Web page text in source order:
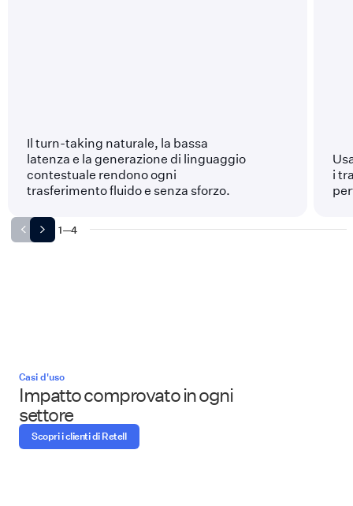
Il turn-taking naturale, la bassa
latenza e la generazione di linguaggio
contestuale rendono ogni
trasferimento fluido e senza sforzo.
i
1—4
Casi d'uso
Impatto comprovato in ogni
settore
Scopri i clienti di Retell